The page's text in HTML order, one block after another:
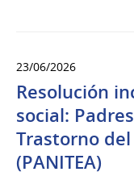
23/06/2026
Resolución
social:
Trastorno
(PANITEA)